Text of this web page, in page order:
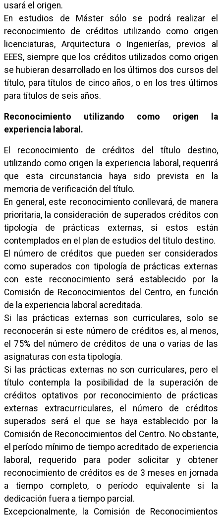
usará el origen.
En estudios de Máster sólo se podrá realizar el
reconocimiento de créditos utilizando como origen
licenciaturas, Arquitectura o Ingenierías, previos al
EEES, siempre que los créditos utilizados como origen
se hubieran desarrollado en los últimos dos cursos del
título, para títulos de cinco años, o en los tres últimos
para títulos de seis años.
Reconocimiento utilizando como origen la
experiencia laboral.
El reconocimiento de créditos del título destino,
utilizando como origen la experiencia laboral, requerirá
que esta circunstancia haya sido prevista en la
memoria de verificación del título.
En general, este reconocimiento conllevará, de manera
prioritaria, la consideración de superados créditos con
tipología de prácticas externas, si estos están
contemplados en el plan de estudios del título destino.
El número de créditos que pueden ser considerados
como superados con tipología de prácticas externas
con este reconocimiento será establecido por la
Comisión de Reconocimientos del Centro, en función
de la experiencia laboral acreditada.
Si las prácticas externas son curriculares, solo se
reconocerán si este número de créditos es, al menos,
el 75% del número de créditos de una o varias de las
asignaturas con esta tipología.
Si las prácticas externas no son curriculares, pero el
título contempla la posibilidad de la superación de
créditos optativos por reconocimiento de prácticas
externas extracurriculares, el número de créditos
superados será el que se haya establecido por la
Comisión de Reconocimientos del Centro. No obstante,
el período mínimo de tiempo acreditado de experiencia
laboral, requerido para poder solicitar y obtener
reconocimiento de créditos es de 3 meses en jornada
a tiempo completo, o período equivalente si la
dedicación fuera a tiempo parcial.
Excepcionalmente, la Comisión de Reconocimientos